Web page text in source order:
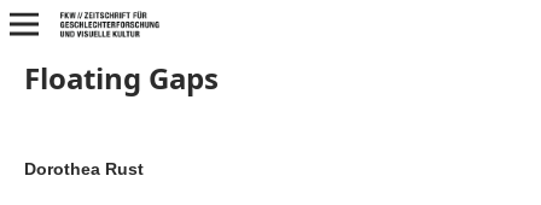
Floating Gaps
Dorothea Rust